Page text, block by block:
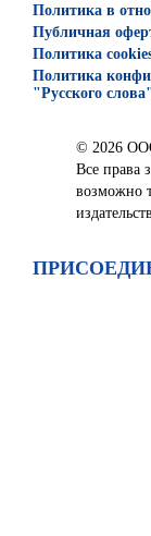
Политика в
Публичная
Политика
Политика
"Русского
© 2026
Все права
возможно